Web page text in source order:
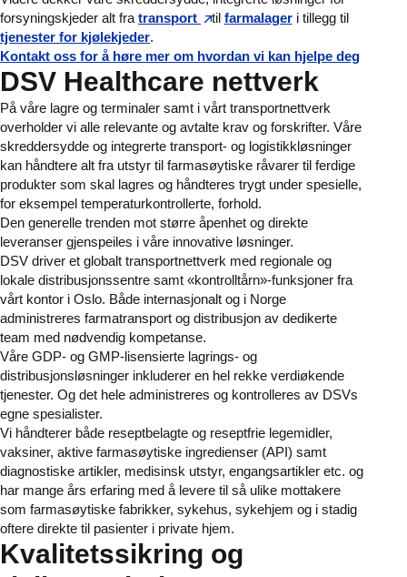
forsyningskjeder alt fra transport til farmalageri tillegg til
tjenester for kjølekjeder.
Kontakt oss for å høre mer om hvordan vi kan hjelpe deg
DSV Healthcare nettverk
På våre lagre og terminaler samt i vårt transportnettverk
overholder vi alle relevante og avtalte krav og forskrifter. Våre
skreddersydde og integrerte transport- og logistikkløsninger
kan håndtere alt fra utstyr til farmasøytiske råvarer til ferdige
produkter som skal lagres og håndteres trygt under spesielle,
for eksempel temperaturkontrollerte, forhold.
Den generelle trenden mot større åpenhet og direkte
leveranser gjenspeiles i våre innovative løsninger.
DSV driver et globalt transportnettverk med regionale og
lokale distribusjonssentre samt «kontrolltårn»-funksjoner fra
vårt kontor i Oslo. Både internasjonalt og i Norge
administreres farmatransport og distribusjon av dedikerte
team med nødvendig kompetanse.
Våre GDP- og GMP-lisensierte lagrings- og
distribusjonsløsninger inkluderer en hel rekke verdiøkende
tjenester. Og det hele administreres og kontrolleres av DSVs
egne spesialister.
Vi håndterer både reseptbelagte og reseptfrie legemidler,
vaksiner, aktive farmasøytiske ingredienser (API) samt
diagnostiske artikler, medisinsk utstyr, engangsartikler etc. og
har mange års erfaring med å levere til så ulike mottakere
som farmasøytiske fabrikker, sykehus, sykehjem og i stadig
oftere direkte til pasienter i private hjem.
Kvalitetssikring og